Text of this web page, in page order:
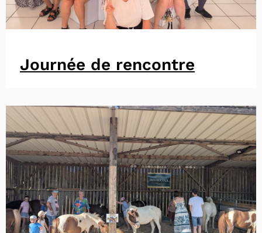
Journée de rencontre